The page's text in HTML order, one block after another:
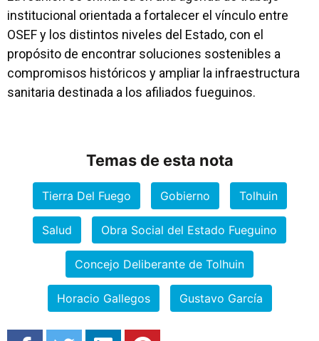
institucional orientada a fortalecer el vínculo entre
OSEF y los distintos niveles del Estado, con el
propósito de encontrar soluciones sostenibles a
compromisos históricos y ampliar la infraestructura
sanitaria destinada a los afiliados fueguinos.
Temas de esta nota
Tierra Del Fuego Gobierno Tolhuin
Salud Obra Social del Estado Fueguino
Concejo Deliberante de Tolhuin
Horacio Gallegos Gustavo García